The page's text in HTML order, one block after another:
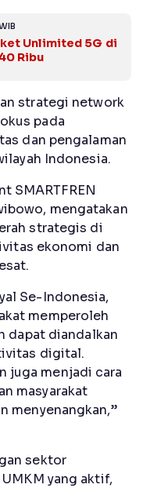
Unlimited 5G di
Ribu
strategi network
pada
dan pengalaman
Indonesia.
SMARTFREN
mengatakan
strategis di
ekonomi dan
Se-Indonesia,
memperoleh
dapat diandalkan
digital.
juga menjadi cara
masyarakat
menyenangkan,”
sektor
yang aktif,